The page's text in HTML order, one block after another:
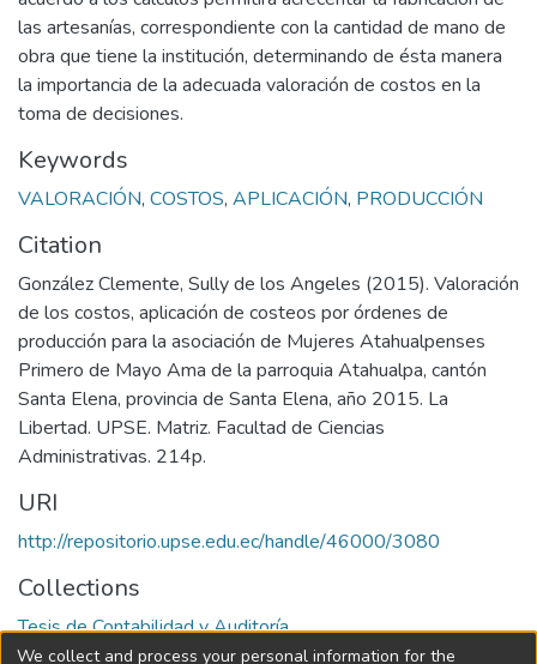
las artesanías, correspondiente con la cantidad de mano de
obra que tiene la institución, determinando de ésta manera
la importancia de la adecuada valoración de costos en la
toma de decisiones.
Keywords
VALORACIÓN, COSTOS, APLICACIÓN, PRODUCCIÓN
Citation
González Clemente, Sully de los Angeles (2015). Valoración
de los costos, aplicación de costeos por órdenes de
producción para la asociación de Mujeres Atahualpenses
Primero de Mayo Ama de la parroquia Atahualpa, cantón
Santa Elena, provincia de Santa Elena, año 2015. La
Libertad. UPSE. Matriz. Facultad de Ciencias
Administrativas. 214p.
URI
http://repositorio.upse.edu.ec/handle/46000/3080
Collections
Tesis de Contabilidad y Auditoría
We collect and process your personal information for the